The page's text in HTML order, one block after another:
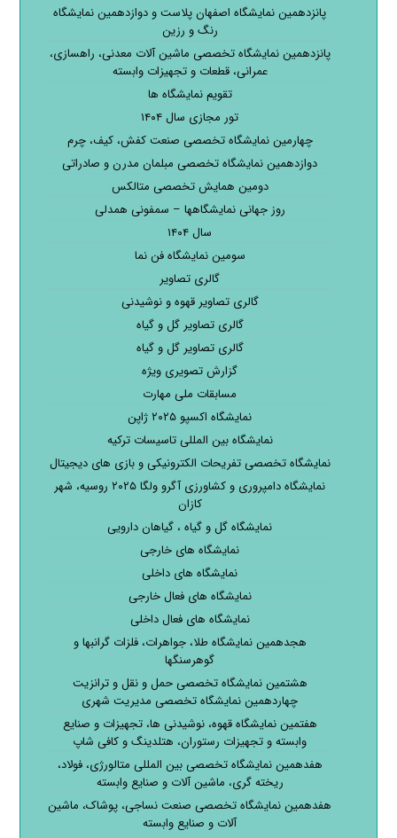
پانزدهمین نمایشگاه اصفهان پلاست و دوازدهمین نمایشگاه
رنگ و رزین
پانزدهمین نمایشگاه تخصصی ماشین آلات معدنی، راهسازی،
عمرانی، قطعات و تجهیزات وابسته
تقویم نمایشگاه ها
تور مجازی سال ۱۴۰۴
چهارمین نمایشگاه تخصصی صنعت کفش، کیف، چرم
دوازدهمین نمایشگاه تخصصی مبلمان مدرن و صادراتی
دومین همایش تخصصی متالکس
روز جهانی نمایشگاهها – سمفونی همدلی
سال ۱۴۰۴
سومین نمایشگاه فن نما
گالری تصاویر
گالری تصاویر قهوه و نوشیدنی
گالری تصاویر گل و گیاه
گالری تصاویر گل و گیاه
گزارش تصویری ویژه
مسابقات ملی مهارت
نمایشگاه اکسپو ۲۰۲۵ ژاپن
نمایشگاه بین المللی تاسیسات ترکیه
نمایشگاه تخصصی تفریحات الکترونیکی و بازی های دیجیتال
نمایشگاه دامپروری و کشاورزی آگرو ولگا ۲۰۲۵ روسیه، شهر
کازان
نمایشگاه گل و گیاه ، گیاهان دارویی
نمایشگاه های خارجی
نمایشگاه های داخلی
نمایشگاه های فعال خارجی
نمایشگاه های فعال داخلی
هجدهمین نمایشگاه طلا، جواهرات، فلزات گرانبها و
گوهرسنگها
هشتمین نمایشگاه تخصصی حمل و نقل و ترانزیت
چهاردهمین نمایشگاه تخصصی مدیریت شهری
هفتمین نمایشگاه قهوه، نوشیدنی ها، تجهیزات و صنایع
وابسته و تجهیزات رستوران، هتلدینگ و کافی شاپ
هفدهمین نمایشگاه تخصصی بین المللی متالورژی، فولاد،
ریخته گری، ماشین آلات و صنایع وابسته
هفدهمین نمایشگاه تخصصی صنعت نساجی، پوشاک، ماشین
آلات و صنایع وابسته